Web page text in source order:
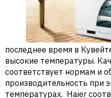
последнее время в
высокие температуры.
соответствует нормам и
производительность при
температурах. Haier